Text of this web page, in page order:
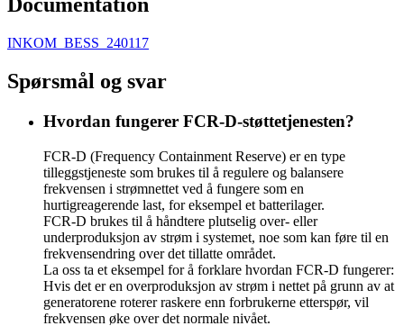
INKOM_BESS_240117
Spørsmål og svar
Hvordan fungerer FCR-D-støttetjenesten?
FCR-D (Frequency Containment Reserve) er en type
tilleggstjeneste som brukes til å regulere og balansere
frekvensen i strømnettet ved å fungere som en
hurtigreagerende last, for eksempel et batterilager.
FCR-D brukes til å håndtere plutselig over- eller
underproduksjon av strøm i systemet, noe som kan føre til en
frekvensendring over det tillatte området.
La oss ta et eksempel for å forklare hvordan FCR-D fungerer:
Hvis det er en overproduksjon av strøm i nettet på grunn av at
generatorene roterer raskere enn forbrukerne etterspør, vil
frekvensen øke over det normale nivået.